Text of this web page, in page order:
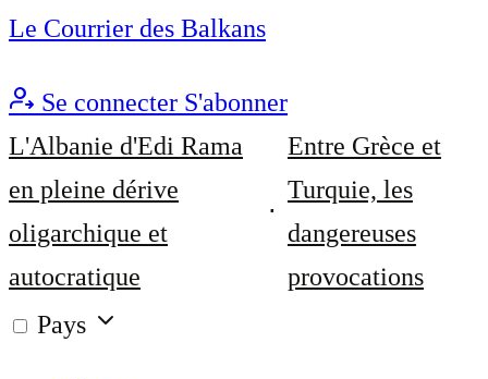
Le Courrier des Balkans
Se connecter S'abonner
L'Albanie d'Edi Rama
en pleine dérive
oligarchique et
autocratique
Entre Grèce et
Turquie, les
dangereuses
provocations
Pays